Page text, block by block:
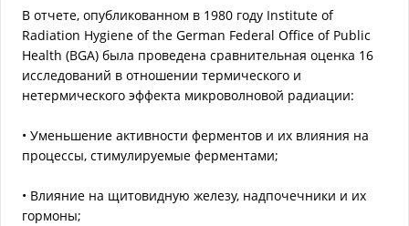
В отчете, опубликованном в 1980 гoду Institute of
Radiation Hygiene of the German Federal Office of Public
Health (BGA) была проведена сравнительная оценка 16
исследований в отношении термического и
нетермического эффекта микроволновой радиации:
• Уменьшение активности ферментов и их влияния на
процессы, стимулируемые ферментами;
• Влияние на щитовидную железу, надпочечники и их
гормоны;